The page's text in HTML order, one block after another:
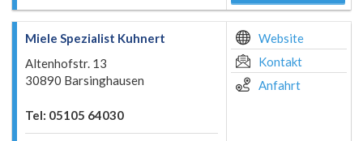
Miele Spezialist Kuhnert
Altenhofstr. 13
30890 Barsinghausen
Tel: 05105 64030
Website
Kontakt
Anfahrt